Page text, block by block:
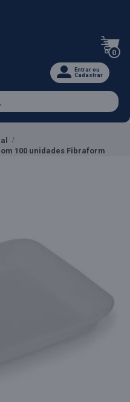
0
Entrar ou
Cadastrar
100 unidades Fibraform